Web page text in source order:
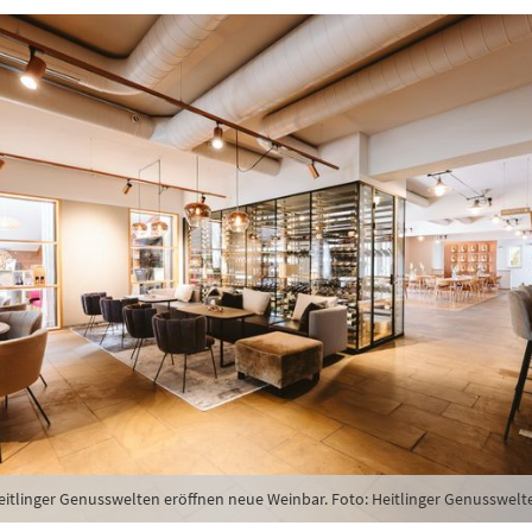
Genusswelten eröffnen neue Weinbar. Foto: Heitlinger